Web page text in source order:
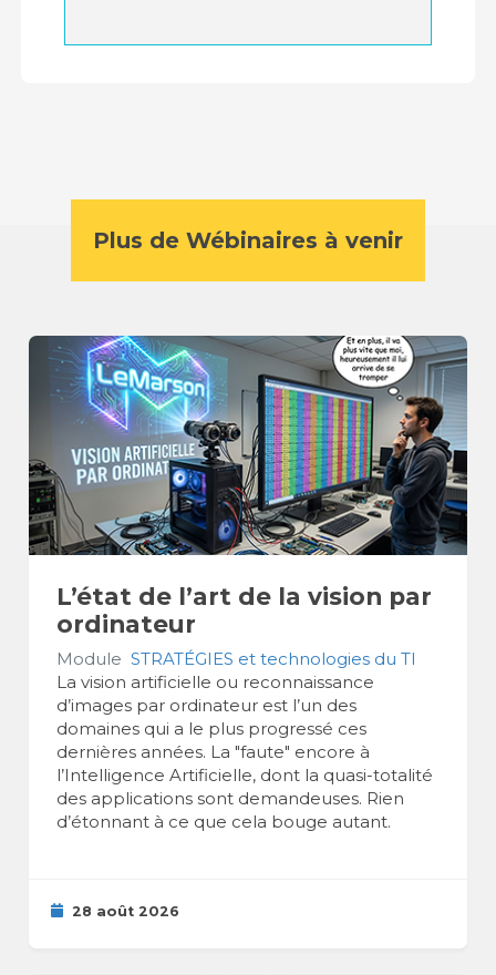
Plus de Wébinaires à venir
L’état de l’art de la vision par
ordinateur
Module STRATÉGIES et technologies du TI
La vision artificielle ou reconnaissance
d’images par ordinateur est l’un des
domaines qui a le plus progressé ces
dernières années. La "faute" encore à
l’Intelligence Artificielle, dont la quasi-totalité
des applications sont demandeuses. Rien
d’étonnant à ce que cela bouge autant.
28 août 2026